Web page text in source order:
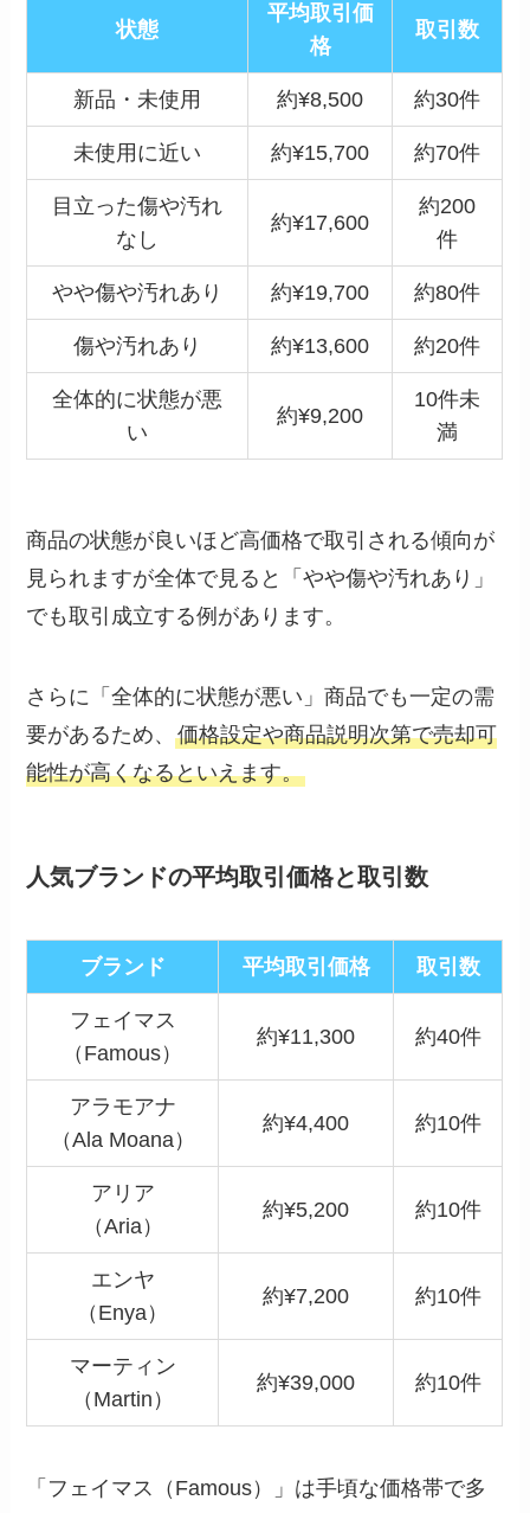
状態
平均取引価
格
取引数
新品・未使用 約¥8,500 約30件
未使用に近い 約¥15,700 約70件
目立った傷や汚れ
なし
約¥17,600
約200
件
やや傷や汚れあり 約¥19,700 約80件
傷や汚れあり 約¥13,600 約20件
全体的に状態が悪
い
約¥9,200
10件未
満
商品の状態が良いほど高価格で取引される傾向が
見られますが全体で見ると「やや傷や汚れあり」
でも取引成立する例があります。
さらに「全体的に状態が悪い」商品でも一定の需
要があるため、価格設定や商品説明次第で売却可
能性が高くなるといえます。
人気ブランドの平均取引価格と取引数
ブランド 平均取引価格 取引数
フェイマス
（Famous）
約¥11,300 約40件
アラモアナ
（Ala Moana）
約¥4,400 約10件
アリア
（Aria）
約¥5,200 約10件
エンヤ
（Enya）
約¥7,200 約10件
マーティン
（Martin）
約¥39,000 約10件
「フェイマス（Famous）」は手頃な価格帯で多